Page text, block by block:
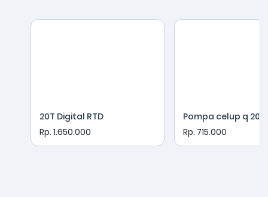
20T Digital RTD
Rp. 1.650.000
Pompa celup q
Rp. 715.000